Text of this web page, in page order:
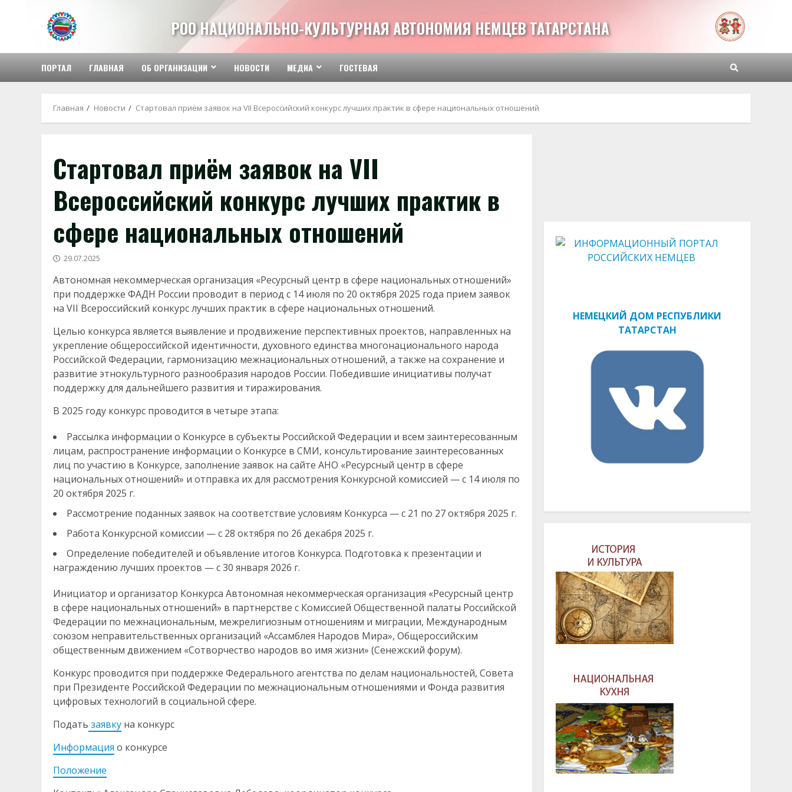
содержимому
РОО НАЦИОНАЛЬНО-КУЛЬТУРНАЯ АВТОНОМИЯ НЕМЦЕВ ТАТАРСТАНА
ПОРТАЛ ГЛАВНАЯ ОБ ОРГАНИЗАЦИИ НОВОСТИ МЕДИА ГОСТЕВАЯ
Главная Новости Стартовал приём заявок на VII Всероссийский конкурс лучших практик в сфере национальных отношений
Стартовал приём заявок на VII
Всероссийский конкурс лучших практик в
сфере национальных отношений
29.07.2025
Автономная некоммерческая организация «Ресурсный центр в сфере национальных отношений»
при поддержке ФАДН России проводит в период с 14 июля по 20 октября 2025 года прием заявок
на VII Всероссийский конкурс лучших практик в сфере национальных отношений.
Целью конкурса является выявление и продвижение перспективных проектов, направленных на
укрепление общероссийской идентичности, духовного единства многонационального народа
Российской Федерации, гармонизацию межнациональных отношений, а также на сохранение и
развитие этнокультурного разнообразия народов России. Победившие инициативы получат
поддержку для дальнейшего развития и тиражирования.
В 2025 году конкурс проводится в четыре этапа:
Рассылка информации о Конкурсе в субъекты Российской Федерации и всем заинтересованным
лицам, распространение информации о Конкурсе в СМИ, консультирование заинтересованных
лиц по участию в Конкурсе, заполнение заявок на сайте АНО «Ресурсный центр в сфере
национальных отношений» и отправка их для рассмотрения Конкурсной комиссией — с 14 июля по
20 октября 2025 г.
Рассмотрение поданных заявок на соответствие условиям Конкурса — с 21 по 27 октября 2025 г.
Работа Конкурсной комиссии — с 28 октября по 26 декабря 2025 г.
Определение победителей и объявление итогов Конкурса. Подготовка к презентации и
награждению лучших проектов — с 30 января 2026 г.
Инициатор и организатор Конкурса Автономная некоммерческая организация «Ресурсный центр
в сфере национальных отношений» в партнерстве с Комиссией Общественной палаты Российской
Федерации по межнациональным, межрелигиозным отношениям и миграции, Международным
союзом неправительственных организаций «Ассамблея Народов Мира», Общероссийским
общественным движением «Сотворчество народов во имя жизни» (Сенежский форум).
Конкурс проводится при поддержке Федерального агентства по делам национальностей, Совета
при Президенте Российской Федерации по межнациональным отношениями и Фонда развития
цифровых технологий в социальной сфере.
Подать заявку на конкурс
Информация о конкурсе
Положение
НЕМЕЦКИЙ ДОМ РЕСПУБЛИКИ
ТАТАРСТАН